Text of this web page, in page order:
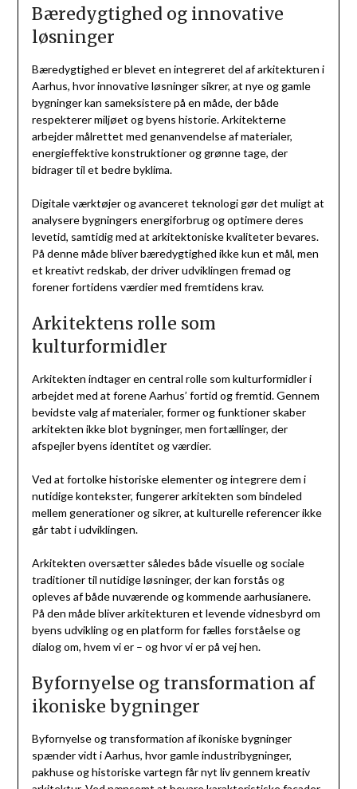
Bæredygtighed og innovative
løsninger
Bæredygtighed er blevet en integreret del af arkitekturen i
Aarhus, hvor innovative løsninger sikrer, at nye og gamle
bygninger kan sameksistere på en måde, der både
respekterer miljøet og byens historie. Arkitekterne
arbejder målrettet med genanvendelse af materialer,
energieffektive konstruktioner og grønne tage, der
bidrager til et bedre byklima.
Digitale værktøjer og avanceret teknologi gør det muligt at
analysere bygningers energiforbrug og optimere deres
levetid, samtidig med at arkitektoniske kvaliteter bevares.
På denne måde bliver bæredygtighed ikke kun et mål, men
et kreativt redskab, der driver udviklingen fremad og
forener fortidens værdier med fremtidens krav.
Arkitektens rolle som
kulturformidler
Arkitekten indtager en central rolle som kulturformidler i
arbejdet med at forene Aarhus’ fortid og fremtid. Gennem
bevidste valg af materialer, former og funktioner skaber
arkitekten ikke blot bygninger, men fortællinger, der
afspejler byens identitet og værdier.
Ved at fortolke historiske elementer og integrere dem i
nutidige kontekster, fungerer arkitekten som bindeled
mellem generationer og sikrer, at kulturelle referencer ikke
går tabt i udviklingen.
Arkitekten oversætter således både visuelle og sociale
traditioner til nutidige løsninger, der kan forstås og
opleves af både nuværende og kommende aarhusianere.
På den måde bliver arkitekturen et levende vidnesbyrd om
byens udvikling og en platform for fælles forståelse og
dialog om, hvem vi er – og hvor vi er på vej hen.
Byfornyelse og transformation af
ikoniske bygninger
Byfornyelse og transformation af ikoniske bygninger
spænder vidt i Aarhus, hvor gamle industribygninger,
pakhuse og historiske vartegn får nyt liv gennem kreativ